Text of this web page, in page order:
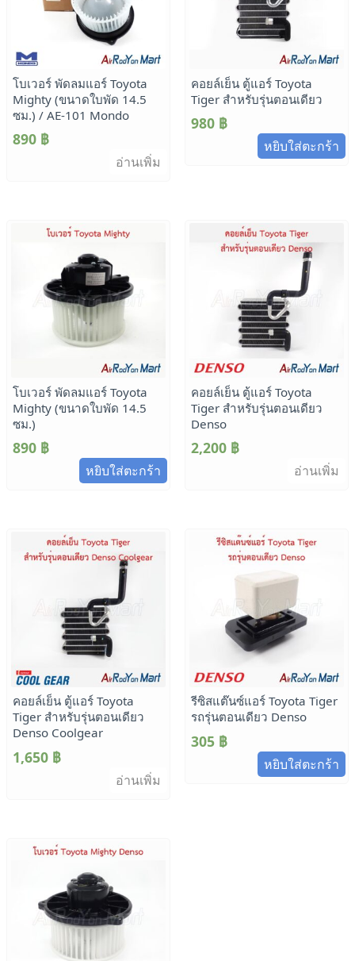
โบเวอร์ พัดลมแอร์ Toyota
Mighty (ขนาดใบพัด 14.5
ซม.) / AE-101 Mondo
890 ฿
อ่านเพิ่ม
คอยล์เย็น ตู้แอร์ Toyota
Tiger สำหรับรุ่นตอนเดียว
980 ฿
หยิบใส่ตะกร้า
โบเวอร์ พัดลมแอร์ Toyota
Mighty (ขนาดใบพัด 14.5
ซม.)
890 ฿
หยิบใส่ตะกร้า
คอยล์เย็น ตู้แอร์ Toyota
Tiger สำหรับรุ่นตอนเดียว
Denso
2,200 ฿
อ่านเพิ่ม
คอยล์เย็น ตู้แอร์ Toyota
Tiger สำหรับรุ่นตอนเดียว
Denso Coolgear
1,650 ฿
อ่านเพิ่ม
รีซิสแต๊นซ์แอร์ Toyota Tiger
รถรุ่นตอนเดียว Denso
305 ฿
หยิบใส่ตะกร้า